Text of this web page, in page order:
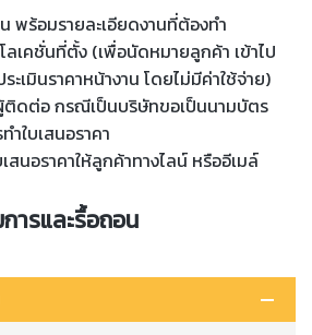
พร้อมรายละเอียดงานที่ต้องทำ
เคชั่นที่ตั้ง (เพื่อนัดหมายลูกค้า เข้าไป
ะเมินราคาหน้างาน โดยไม่มีค่าใช้จ่าย)
ติดต่อ กรณีเป็นบริษัทขอเป็นนามบัตร
ำใบเสนอราคา
สนอราคาให้ลูกค้าทางไลน์ หรืออีเมล์
ารและรื้อถอน